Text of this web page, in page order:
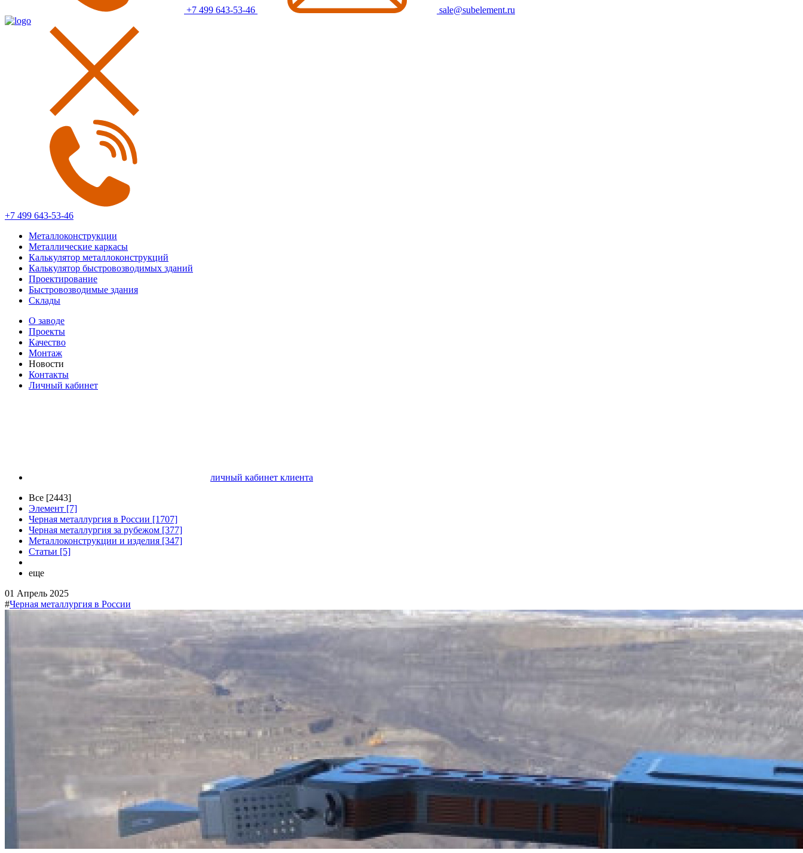
+7 499 643-53-46 sale@subelement.ru
+7 499 643-53-46
Металлоконструкции
Металлические каркасы
Калькулятор металлоконструкций
Калькулятор быстровозводимых зданий
Проектирование
Быстровозводимые здания
Склады
О заводе
Проекты
Качество
Монтаж
Новости
Контакты
Личный кабинет
личный кабинет клиента
Все [2443]
Элемент [7]
Черная металлургия в России [1707]
Черная металлургия за рубежом [377]
Металлоконструкции и изделия [347]
Статьи [5]
еще
01 Апрель 2025
#Черная металлургия в России